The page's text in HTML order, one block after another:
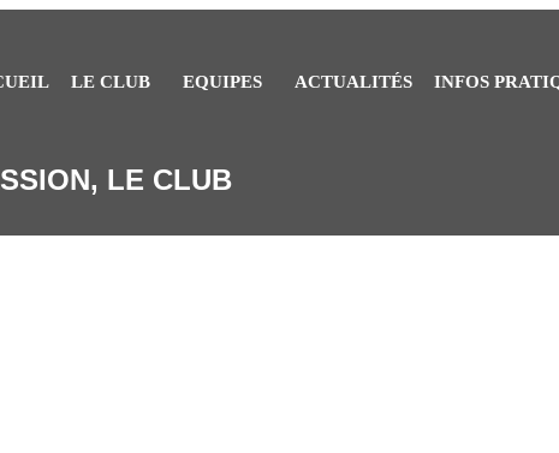
LE CLUB EQUIPES ACTUALITÉS INFOS
LE CLUB